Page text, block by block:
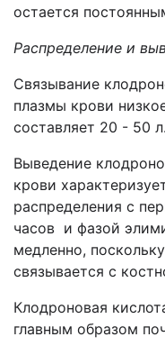
остается
Распределение и
Связывание
плазмы крови
составляет 20 - 50 л.
Выведение
крови
распределения с
часов и фазой
медленно,
связывается с
Клодроновая
главным образом